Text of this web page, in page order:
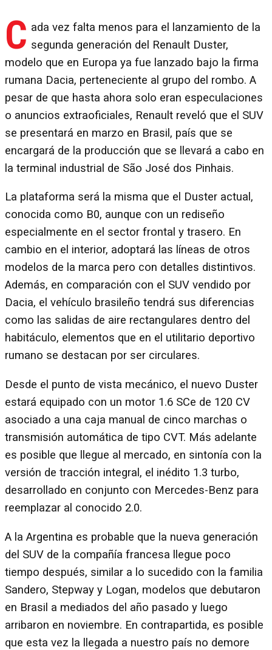
C ada vez falta menos para el lanzamiento de la
segunda generación del Renault Duster,
modelo que en Europa ya fue lanzado bajo la firma
rumana Dacia, perteneciente al grupo del rombo. A
pesar de que hasta ahora solo eran especulaciones
o anuncios extraoficiales, Renault reveló que el SUV
se presentará en marzo en Brasil, país que se
encargará de la producción que se llevará a cabo en
la terminal industrial de São José dos Pinhais.
La plataforma será la misma que el Duster actual,
conocida como B0, aunque con un rediseño
especialmente en el sector frontal y trasero. En
cambio en el interior, adoptará las líneas de otros
modelos de la marca pero con detalles distintivos.
Además, en comparación con el SUV vendido por
Dacia, el vehículo brasileño tendrá sus diferencias
como las salidas de aire rectangulares dentro del
habitáculo, elementos que en el utilitario deportivo
rumano se destacan por ser circulares.
Desde el punto de vista mecánico, el nuevo Duster
estará equipado con un motor 1.6 SCe de 120 CV
asociado a una caja manual de cinco marchas o
transmisión automática de tipo CVT. Más adelante
es posible que llegue al mercado, en sintonía con la
versión de tracción integral, el inédito 1.3 turbo,
desarrollado en conjunto con Mercedes-Benz para
reemplazar al conocido 2.0.
A la Argentina es probable que la nueva generación
del SUV de la compañía francesa llegue poco
tiempo después, similar a lo sucedido con la familia
Sandero, Stepway y Logan, modelos que debutaron
en Brasil a mediados del año pasado y luego
arribaron en noviembre. En contrapartida, es posible
que esta vez la llegada a nuestro país no demore